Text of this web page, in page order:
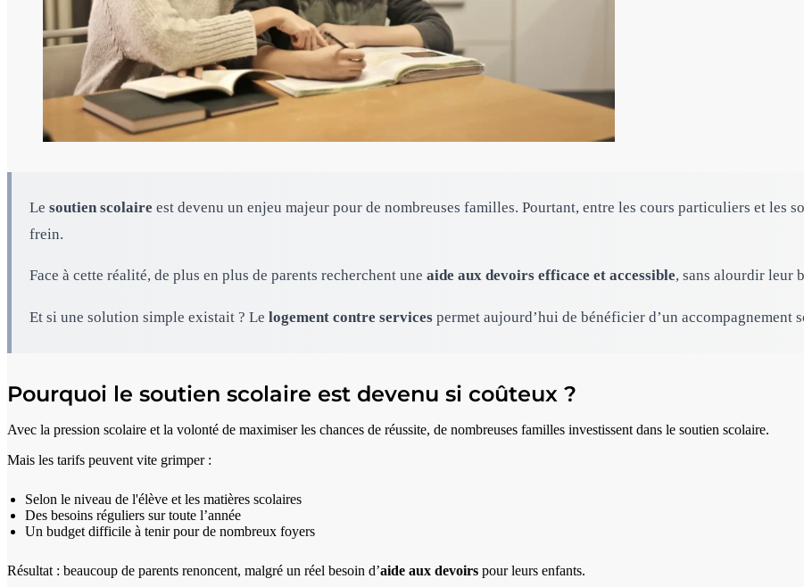
Le soutien scolaire est devenu un enjeu majeur pour de nombreuses familles. Pourtant, entre les cours particuliers et les
frein.
Face à cette réalité, de plus en plus de parents recherchent une aide aux devoirs efficace et accessible, sans alourdir leur
Et si une solution simple existait ? Le logement contre services permet aujourd’hui de bénéficier d’un accompagnement
Pourquoi le soutien scolaire est devenu si coûteux ?
Avec la pression scolaire et la volonté de maximiser les chances de réussite, de nombreuses familles investissent dans le soutien scolaire.
Mais les tarifs peuvent vite grimper :
Selon le niveau de l'élève et les matières scolaires
Des besoins réguliers sur toute l’année
Un budget difficile à tenir pour de nombreux foyers
Résultat : beaucoup de parents renoncent, malgré un réel besoin d’aide aux devoirs pour leurs enfants.